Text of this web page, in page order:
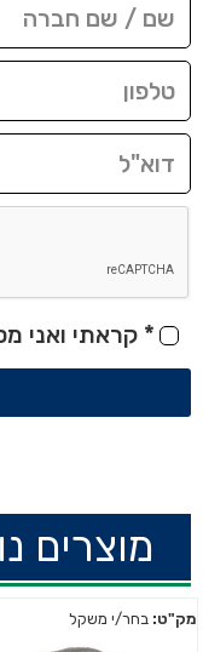
* קראתי ואני
מוצרים
מק"ט: בחר/י משקל